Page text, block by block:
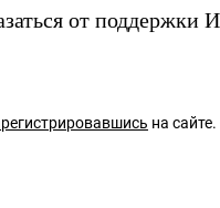
от поддержки
на